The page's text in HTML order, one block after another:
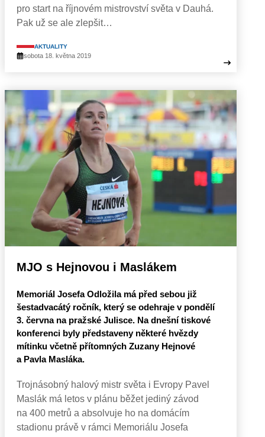
pro start na říjnovém mistrovství světa v Dauhá.
Pak už se ale zlepšit…
AKTUALITY
sobota 18. května 2019
MJO s Hejnovou i Maslákem
Memoriál Josefa Odložila má před sebou již
šestadvacátý ročník, který se odehraje v pondělí
3. června na pražské Julisce. Na dnešní tiskové
konferenci byly představeny některé hvězdy
mítinku včetně přítomných Zuzany Hejnové
a Pavla Masláka.
Trojnásobný halový mistr světa i Evropy Pavel
Maslák má letos v plánu běžet jediný závod
na 400 metrů a absolvuje ho na domácím
stadionu právě v rámci Memoriálu Josefa